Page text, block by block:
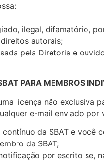
ilegal, difamatório,
autorais;
pela Diretoria e
PARA MEMBROS
licença não exclusiva
e-mail enviado
da SBAT e
da SBAT;
por escrito se,